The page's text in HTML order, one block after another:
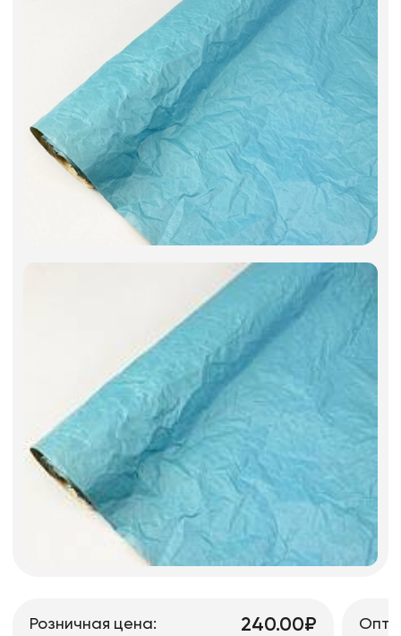
Искусственные цветы и растения
Декоративные вазы, кашпо
Игрушки мягкие
Розничная цена: 240.00₽